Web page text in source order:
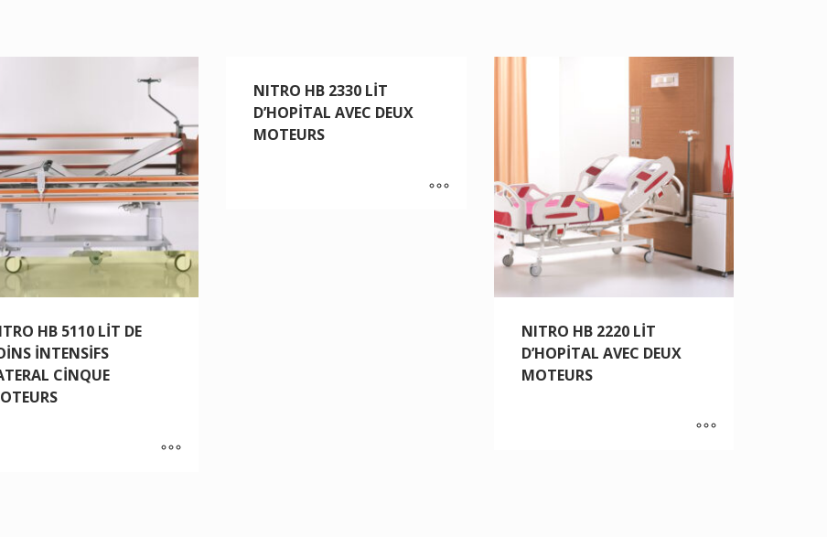
HB 5110 LİT DE
İNTENSİFS
CİNQUE
NITRO HB 2330 LİT
D’HOPİTAL AVEC DEUX
MOTEURS
NITRO HB 2220 LİT
D’HOPİTAL AVEC DEUX
MOTEURS